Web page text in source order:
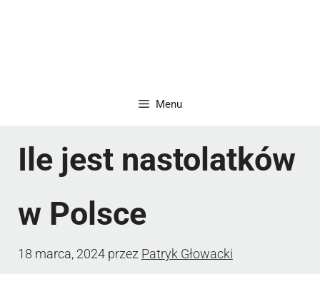
Menu
Ile jest nastolatków
w Polsce
18 marca, 2024 przez Patryk Głowacki